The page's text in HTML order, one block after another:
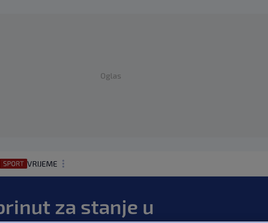
Oglas
VRIJEME
REGIJA
za stanje u